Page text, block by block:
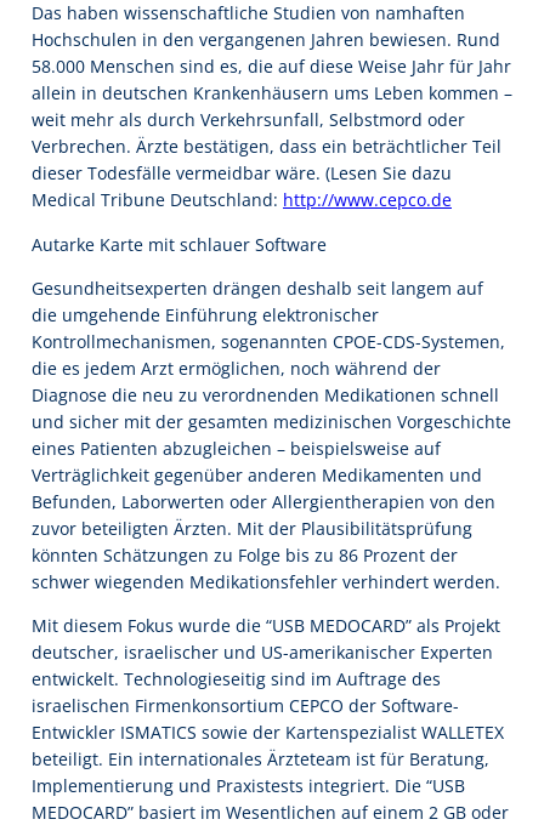
Das haben wissenschaftliche Studien von namhaften
Hochschulen in den vergangenen Jahren bewiesen. Rund
58.000 Menschen sind es, die auf diese Weise Jahr für Jahr
allein in deutschen Krankenhäusern ums Leben kommen –
weit mehr als durch Verkehrsunfall, Selbstmord oder
Verbrechen. Ärzte bestätigen, dass ein beträchtlicher Teil
dieser Todesfälle vermeidbar wäre. (Lesen Sie dazu
Medical Tribune Deutschland: http://www.cepco.de
Autarke Karte mit schlauer Software
Gesundheitsexperten drängen deshalb seit langem auf
die umgehende Einführung elektronischer
Kontrollmechanismen, sogenannten CPOE-CDS-Systemen,
die es jedem Arzt ermöglichen, noch während der
Diagnose die neu zu verordnenden Medikationen schnell
und sicher mit der gesamten medizinischen Vorgeschichte
eines Patienten abzugleichen – beispielsweise auf
Verträglichkeit gegenüber anderen Medikamenten und
Befunden, Laborwerten oder Allergientherapien von den
zuvor beteiligten Ärzten. Mit der Plausibilitätsprüfung
könnten Schätzungen zu Folge bis zu 86 Prozent der
schwer wiegenden Medikationsfehler verhindert werden.
Mit diesem Fokus wurde die “USB MEDOCARD” als Projekt
deutscher, israelischer und US-amerikanischer Experten
entwickelt. Technologieseitig sind im Auftrage des
israelischen Firmenkonsortium CEPCO der Software-
Entwickler ISMATICS sowie der Kartenspezialist WALLETEX
beteiligt. Ein internationales Ärzteteam ist für Beratung,
Implementierung und Praxistests integriert. Die “USB
MEDOCARD” basiert im Wesentlichen auf einem 2 GB oder